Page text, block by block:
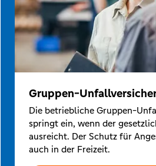
Gruppen-
Die betriebliche Gruppen-
springt ein, wenn der
ausreicht. Der Schutz für
auch in der Freizeit.